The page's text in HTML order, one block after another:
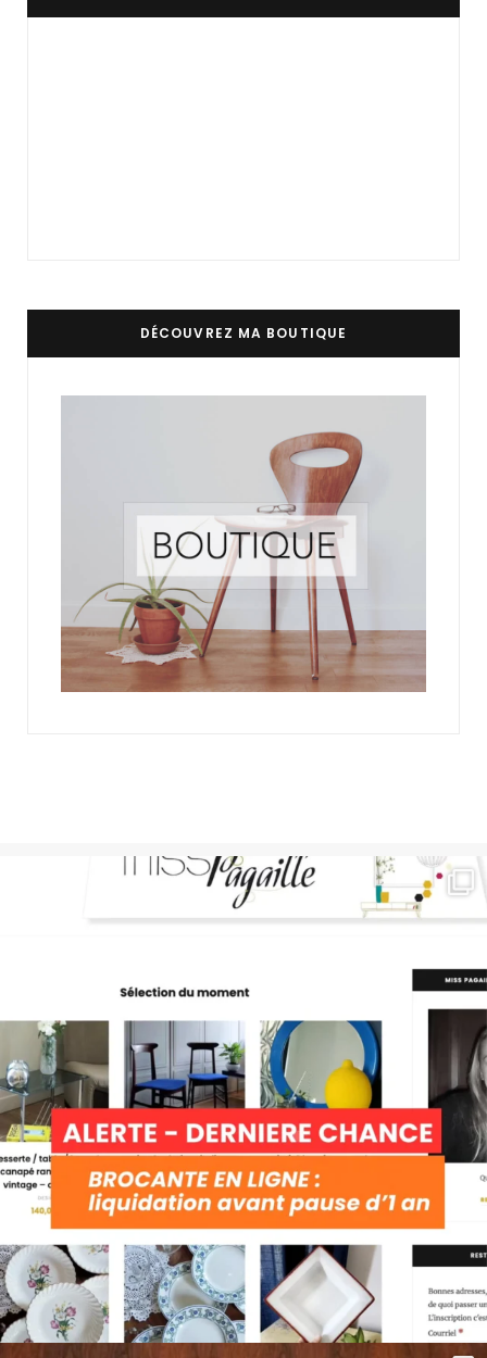
DÉCOUVREZ MA BOUTIQUE